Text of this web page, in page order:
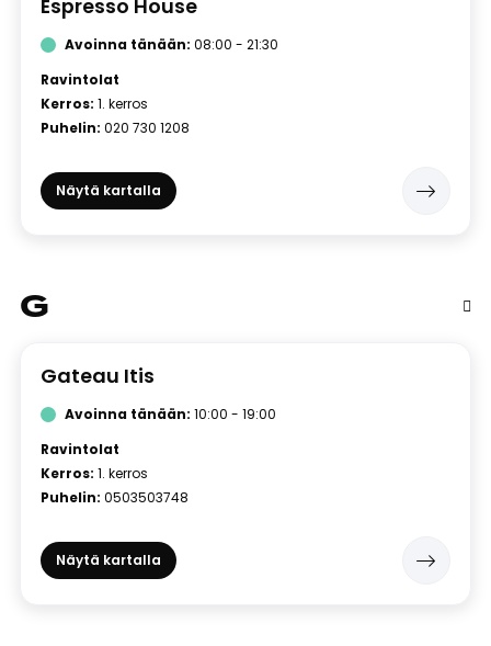
Espresso House
Avoinna tänään: 08:00 - 21:30
Ravintolat
Kerros: 1. kerros
Puhelin: 020 730 1208
Näytä kartalla
G
Gateau Itis
Avoinna tänään: 10:00 - 19:00
Ravintolat
Kerros: 1. kerros
Puhelin: 0503503748
Näytä kartalla